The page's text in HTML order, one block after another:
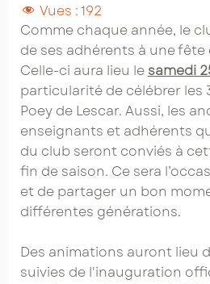
Vues :192
Comme chaque année, le
de ses adhérents à une fête
Celle-ci aura lieu le samedi
particularité de célébrer les
Poey de Lescar. Aussi, les
enseignants et adhérents
du club seront conviés à
fin de saison. Ce sera
et de partager un bon
différentes générations.
Des animations auront lieu
suivies de l'inauguration